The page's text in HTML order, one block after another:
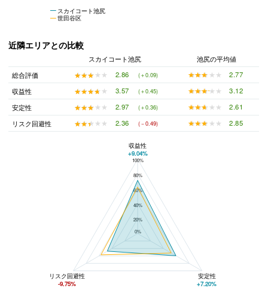
スカイコート池尻
世田谷区
近隣エリアとの比較
スカイコート池尻
池尻の平均値
総合評価
★★★★★
★★★★★ 2.86 (＋0.09) ★★★★★
★★★★★
2.77
収益性
★★★★★
★★★★★ 3.57 (＋0.45) ★★★★★
★★★★★
3.12
安定性
★★★★★
★★★★★ 2.97 (＋0.36) ★★★★★
★★★★★
2.61
リスク回避性
★★★★★
★★★★★ 2.36 (－0.49) ★★★★★
★★★★★ 2.85
スカイコート池尻と池尻の平均値の総合評価の比較
100%
80%
60%
40%
20%
0%
収益性
+9.04%
リスク回避性
-9.75%
安定性
+7.20%